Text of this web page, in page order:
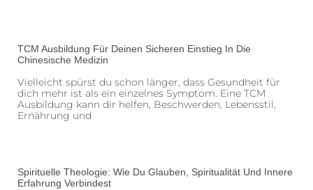
TCM Ausbildung Für Deinen Sicheren Einstieg In Die
Chinesische Medizin
Vielleicht spürst du schon länger, dass Gesundheit für
dich mehr ist als ein einzelnes Symptom. Eine TCM
Ausbildung kann dir helfen, Beschwerden, Lebensstil,
Ernährung und
Spirituelle Theologie: Wie Du Glauben, Spiritualität Und Innere
Erfahrung Verbindest